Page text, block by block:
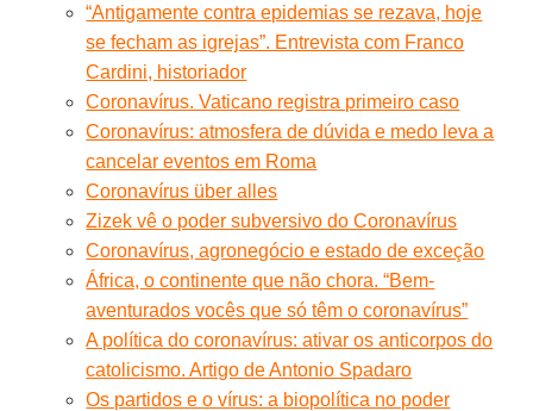
“Antigamente contra epidemias se rezava, hoje
se fecham as igrejas”. Entrevista com Franco
Cardini, historiador
Coronavírus. Vaticano registra primeiro caso
Coronavírus: atmosfera de dúvida e medo leva a
cancelar eventos em Roma
Coronavírus über alles
Zizek vê o poder subversivo do Coronavírus
Coronavírus, agronegócio e estado de exceção
África, o continente que não chora. “Bem-
aventurados vocês que só têm o coronavírus”
A política do coronavírus: ativar os anticorpos do
catolicismo. Artigo de Antonio Spadaro
Os partidos e o vírus: a biopolítica no poder